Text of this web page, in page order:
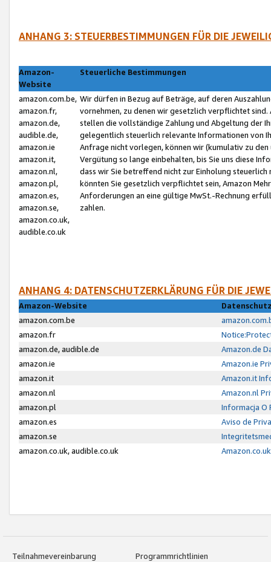
ANHANG 3: STEUERBESTIMMUNGEN FÜR DIE
Amazon-
Website
Steuerliche Bestimmungen
amazon.com.be,
amazon.fr,
amazon.de,
audible.de,
amazon.ie
amazon.it,
amazon.nl,
amazon.pl,
amazon.es,
amazon.se,
amazon.co.uk,
audible.co.uk
Wir dürfen in Bezug auf Beträge, auf deren
vornehmen, zu denen wir gesetzlich verpflichtet
stellen die vollständige Zahlung und Abgeltung der
gelegentlich steuerlich relevante Informationen von
Anfrage nicht vorlegen, können wir (kumulativ zu
Vergütung so lange einbehalten, bis Sie uns diese
dass wir Sie betreffend nicht zur Einholung
könnten Sie gesetzlich verpflichtet sein, Amazon
Anforderungen an eine gültige MwSt.-Rechnung
zahlen.
ANHANG 4: DATENSCHUTZERKLÄRUNG FÜR DIE
Amazon-Website
amazon.com.be
amazon.fr
amazon.de, audible.de
Amazon.de
amazon.ie
Amazon.ie
amazon.it
Amazon.it
amazon.nl
Amazon.nl
amazon.pl
Informacja O
amazon.es
Aviso de
amazon.se
amazon.co.uk, audible.co.uk
Teilnahmevereinbarung
Programmrichtlinien